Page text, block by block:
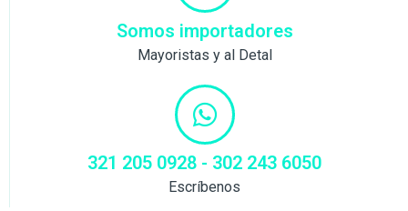
Somos importadores
Mayoristas y al Detal
321 205 0928 - 302 243 6050
Escríbenos